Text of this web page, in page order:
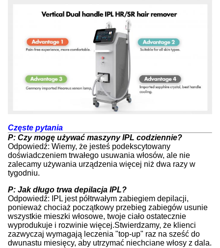
Częste pytania
P: Czy mogę używać maszyny IPL codziennie?
Odpowiedź: Wiemy, że jesteś podekscytowany
doświadczeniem trwałego usuwania włosów, ale nie
zalecamy używania urządzenia więcej niż dwa razy w
tygodniu.
P: Jak długo trwa depilacja IPL?
Odpowiedź: IPL jest półtrwałym zabiegiem depilacji,
ponieważ chociaż początkowy przebieg zabiegów usunie
wszystkie mieszki włosowe, twoje ciało ostatecznie
wyprodukuje i rozwinie więcej.Stwierdzamy, że klienci
zazwyczaj wymagają leczenia "top-up" raz na sześć do
dwunastu miesięcy, aby utrzymać niechciane włosy z dala.